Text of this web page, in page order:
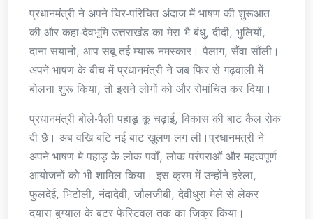
प्रधानमंत्री ने अपने चिर-परिचित अंदाज में भाषण की शुरूआत
की और कहा-देवभूमि उत्तराखंड का मेरा भै बंधु, दीदी, भुलियों,
दाना सयानो, आप सबू तई म्यारू नमस्कार। पैलाग, सैंवा सौंली।
अपने भाषण के बीच में प्रधानमंत्री ने जब फिर से गढ़वाली में
बोलना शुरू किया, तो इसने लोगों को और रोमांचित कर दिया।
प्रधानमंत्री बोले-पैली पहाडू कू चढ़ाई, विकास की बाट कैल रोक
दी छै। अब वखि बटि नई बाट खुलण लग ली।प्रधानमंत्री ने
अपने भाषण मे पहाड़ के लोक पर्वों, लोक परंपराओं और महत्वपूर्ण
आयोजनों को भी शामिल किया। इस क्रम में उन्होंने हरेला,
फुलदेई, भिटोली, नंदादेवी, जौलजीबी, देवीधुरा मेले से लेकर
दयारा बुग्याल के बटर फेस्टिवल तक का जिक्र किया।